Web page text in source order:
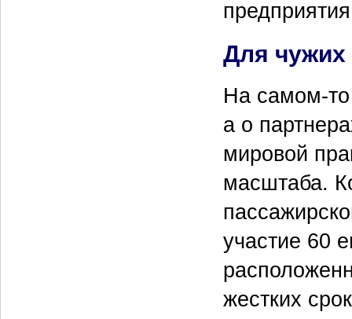
Для чужих
На самом-то
а о
мировой
масштаба.
участие 60
жестких